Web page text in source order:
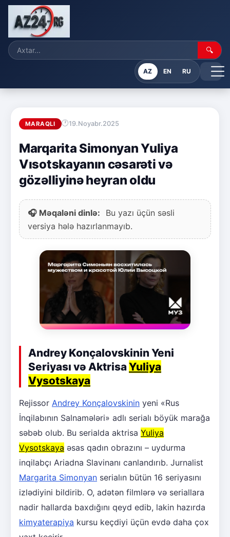
🔍
AZ EN RU
MARAQLI 19.Noyabr.2025
Marqarita Simonyan Yuliya
Vısotskayanın cəsarəti və
gözəlliyinə heyran oldu
🎧 Məqaləni dinlə:
Bu yazı üçün səsli
versiya hələ hazırlanmayıb.
Andrey Konçalovskinin Yeni
Seriyası və AktrisaYuliya
Vysotskaya
Rejissor Andrey Konçalovskinin yeni «Rus
İnqilabının Salnamələri» adlı serialı böyük marağa
səbəb olub. Bu serialda aktrisa Yuliya
Vysotskaya əsas qadın obrazını – uydurma
inqilabçı Ariadna Slavinanı canlandırıb. Jurnalist
Margarita Simonyan serialın bütün 16 seriyasını
izlədiyini bildirib. O, adətən filmlərə və seriallara
nadir hallarda baxdığını qeyd edib, lakin hazırda
kimyaterapiya kursu keçdiyi üçün evdə daha çox